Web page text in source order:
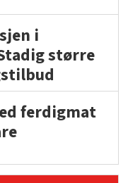
i
større
ferdigmat